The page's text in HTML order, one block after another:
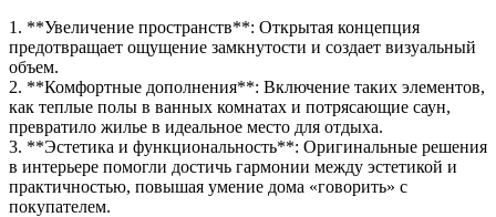
1. **Увеличение пространств**: Открытая концепция
предотвращает ощущение замкнутости и создает визуальный
объем.
2. **Комфортные дополнения**: Включение таких элементов,
как теплые полы в ванных комнатах и потрясающие саун,
превратило жилье в идеальное место для отдыха.
3. **Эстетика и функциональность**: Оригинальные решения
в интерьере помогли достичь гармонии между эстетикой и
практичностью, повышая умение дома «говорить» с
покупателем.